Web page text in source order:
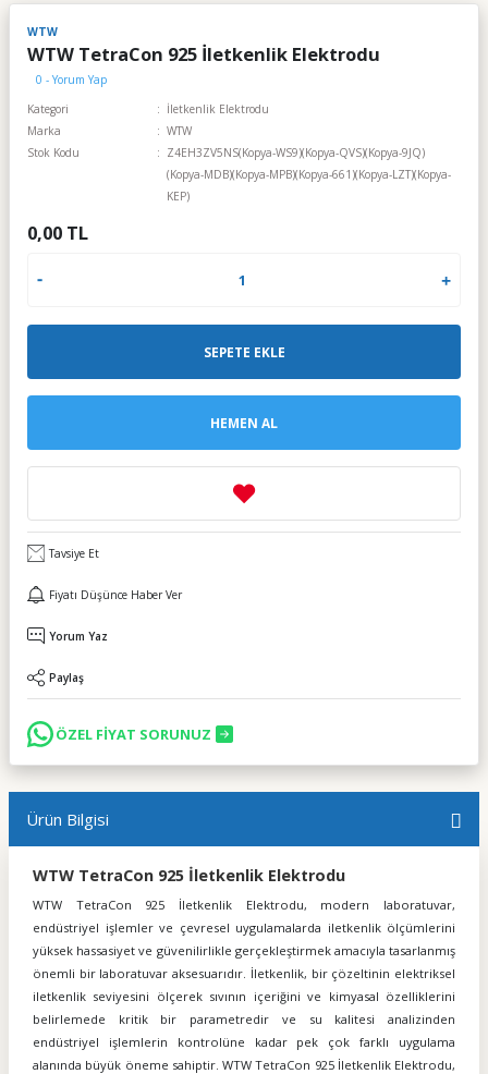
WTW
WTW TetraCon 925 İletkenlik Elektrodu
0 - Yorum Yap
Kategori
İletkenlik Elektrodu
Marka
WTW
Stok Kodu
Z4EH3ZV5NS(Kopya-WS9)(Kopya-QVS)(Kopya-9JQ)
(Kopya-MDB)(Kopya-MPB)(Kopya-661)(Kopya-LZT)(Kopya-
KEP)
0,00 TL
SEPETE EKLE
HEMEN AL
Tavsiye Et
Fiyatı Düşünce Haber Ver
Yorum Yaz
Paylaş
ÖZEL FİYAT SORUNUZ
Ürün Bilgisi
WTW TetraCon 925 İletkenlik Elektrodu
WTW TetraCon 925 İletkenlik Elektrodu, modern laboratuvar,
endüstriyel işlemler ve çevresel uygulamalarda iletkenlik ölçümlerini
yüksek hassasiyet ve güvenilirlikle gerçekleştirmek amacıyla tasarlanmış
önemli bir laboratuvar aksesuarıdır. İletkenlik, bir çözeltinin elektriksel
iletkenlik seviyesini ölçerek sıvının içeriğini ve kimyasal özelliklerini
belirlemede kritik bir parametredir ve su kalitesi analizinden
endüstriyel işlemlerin kontrolüne kadar pek çok farklı uygulama
alanında büyük öneme sahiptir. WTW TetraCon 925 İletkenlik Elektrodu,